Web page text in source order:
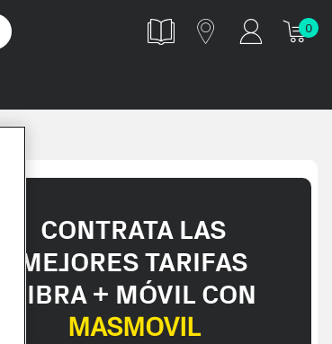
0
CONTRATA LAS
MEJORES TARIFAS
FIBRA + MÓVIL CON
MASMOVIL